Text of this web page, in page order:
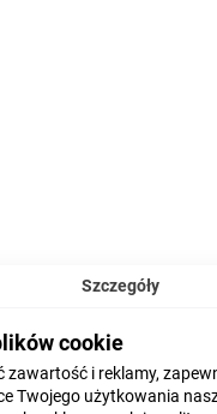
Szczegóły
cookie
i reklamy,
Twojego użytkowania